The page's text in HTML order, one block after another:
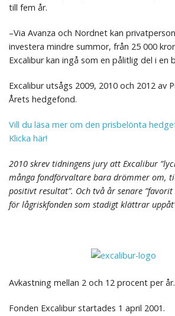
till fem år.
–Via Avanza och Nordnet kan
investera mindre summor, från 25 000
Excalibur kan ingå som en pålitlig del i en
Excalibur utsågs 2009, 2010 och 2012 av
Årets hedgefond.
Vill du läsa mer om den prisbelönta
Klicka här!
2010 skrev tidningens jury att Excalibur
många fondförvaltare bara drömmer om,
positivt resultat”. Och två år senare
för lågriskfonden som stadigt klättrar
Avkastning mellan 2 och 12 procent per
Fonden Excalibur startades 1 april 2001.